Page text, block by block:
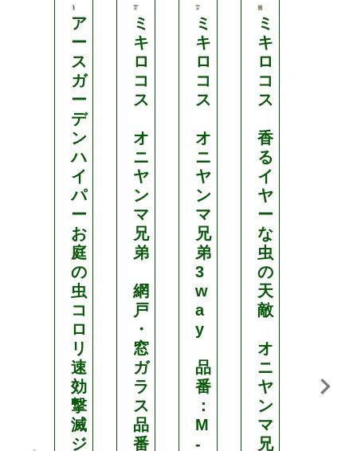
ア
ー
ス
ガ
ー
デ
ン
ハ
イ
パ
ー
お
庭
の
虫
コ
ロ
リ
速
効
撃
滅
ジ
ミ
キ
ロ
コ
ス
オ
ニ
ヤ
ン
マ
兄
弟
網
戸
・
窓
ガ
ラ
ス
品
番
ミ
キ
ロ
コ
ス
オ
ニ
ヤ
ン
マ
兄
弟
3
w
a
y
品
番
：
M
-
ミ
キ
ロ
コ
ス
香
る
イ
ヤ
ー
な
虫
の
天
敵
オ
ニ
ヤ
ン
マ
兄
安